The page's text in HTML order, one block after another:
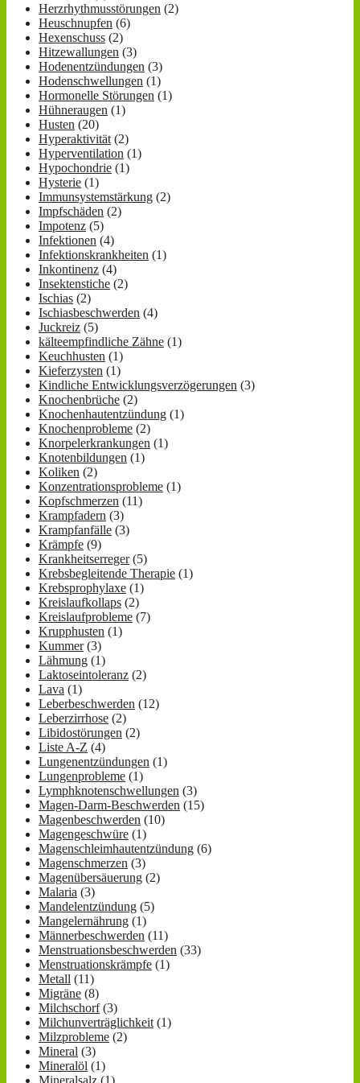
Herzrhythmusstörungen (2)
Heuschnupfen (6)
Hexenschuss (2)
Hitzewallungen (3)
Hodenentzündungen (3)
Hodenschwellungen (1)
Hormonelle Störungen (1)
Hühneraugen (1)
Husten (20)
Hyperaktivität (2)
Hyperventilation (1)
Hypochondrie (1)
Hysterie (1)
Immunsystemstärkung (2)
Impfschäden (2)
Impotenz (5)
Infektionen (4)
Infektionskrankheiten (1)
Inkontinenz (4)
Insektenstiche (2)
Ischias (2)
Ischiasbeschwerden (4)
Juckreiz (5)
kälteempfindliche Zähne (1)
Keuchhusten (1)
Kieferzysten (1)
Kindliche Entwicklungsverzögerungen (3)
Knochenbrüche (2)
Knochenhautentzündung (1)
Knochenprobleme (2)
Knorpelerkrankungen (1)
Knotenbildungen (1)
Koliken (2)
Konzentrationsprobleme (1)
Kopfschmerzen (11)
Krampfadern (3)
Krampfanfälle (3)
Krämpfe (9)
Krankheitserreger(5)
Krebsbegleitende Therapie (1)
Krebsprophylaxe (1)
Kreislaufkollaps (2)
Kreislaufprobleme (7)
Krupphusten (1)
Kummer(3)
Lähmung (1)
Laktoseintoleranz (2)
Lava (1)
Leberbeschwerden (12)
Leberzirrhose (2)
Libidostörungen (2)
Liste A-Z (4)
Lungenentzündungen (1)
Lungenprobleme (1)
Lymphknotenschwellungen (3)
Magen-Darm-Beschwerden (15)
Magenbeschwerden (10)
Magengeschwüre (1)
Magenschleimhautentzündung (6)
Magenschmerzen (3)
Magenübersäuerung (2)
Malaria (3)
Mandelentzündung (5)
Mangelernährung (1)
Männerbeschwerden (11)
Menstruationsbeschwerden (33)
Menstruationskrämpfe (1)
Metall (11)
Migräne (8)
Milchschorf(3)
Milchunverträglichkeit (1)
Milzprobleme (2)
Mineral (3)
Mineralöl (1)